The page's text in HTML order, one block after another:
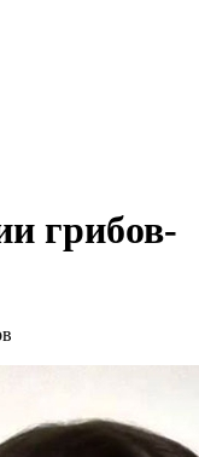
грибов-